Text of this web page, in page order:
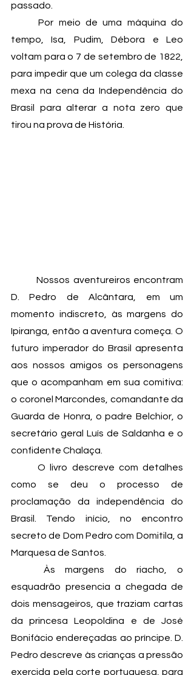
passado.
	Por meio de uma máquina do
tempo, Isa, Pudim, Débora e Leo
voltam para o 7 de setembro de 1822,
para impedir que um colega da classe
mexa na cena da Independência do
Brasil para alterar a nota zero que
tirou na prova de História.
	Nossos aventureiros encontram
D. Pedro de Alcântara, em um
momento indiscreto, às margens do
Ipiranga, então a aventura começa. O
futuro imperador do Brasil apresenta
aos nossos amigos os personagens
que o acompanham em sua comitiva:
o coronel Marcondes, comandante da
Guarda de Honra, o padre Belchior, o
secretário geral Luís de Saldanha e o
confidente Chalaça.
	O livro descreve com detalhes
como se deu o processo de
proclamação da independência do
Brasil. Tendo início, no encontro
secreto de Dom Pedro com Domitila, a
Marquesa de Santos.
esquadrão presencia a chegada de
dois mensageiros, que traziam cartas
da princesa Leopoldina e de José
Bonifácio endereçadas ao príncipe. D.
Pedro descreve às crianças a pressão
exercida pela corte portuguesa, para